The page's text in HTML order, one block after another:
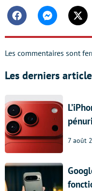
FacebookMessenger
Les commentaires sont
Les derniers
7 août